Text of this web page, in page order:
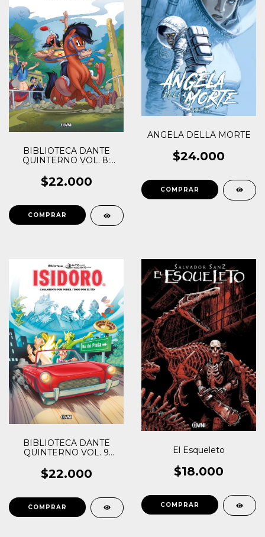
BIBLIOTECA DANTE
QUINTERNO VOL. 8:
$22.000
ANGELA DELLA MORTE
$24.000
BIBLIOTECA DANTE
QUINTERNO VOL. 9
$22.000
El Esqueleto
$18.000